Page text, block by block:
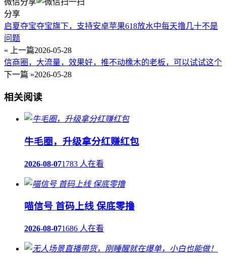
分享
启夏夺宝夺宝旗下，支持安卓苹果618放水中每天撸几十不是
问题
« 上一篇2026-05-28
信商圈，大流量，效果好，推不动橡木的老板，可以试试这个
下一篇 »2026-05-28
相关阅读
牛毛圈，升级拿分红赚红包
2026-08-071783 人在看
喵信号 首码上线 保底零撸
2026-08-071686 人在看